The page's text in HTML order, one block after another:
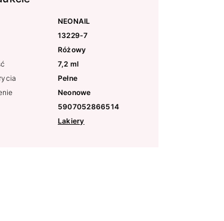
NEONAIL
13229-7
Różowy
7,2 ml
Pełne
Neonowe
5907052866514
Lakiery